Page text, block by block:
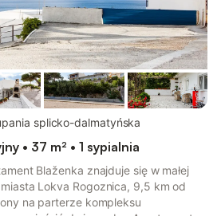
więcej...
splicko-dalmatyńska
• 37 m² • 1 sypialnia
Blaženka znajduje się w małej
Lokva Rogoznica, 9,5 km od
na parterze kompleksu